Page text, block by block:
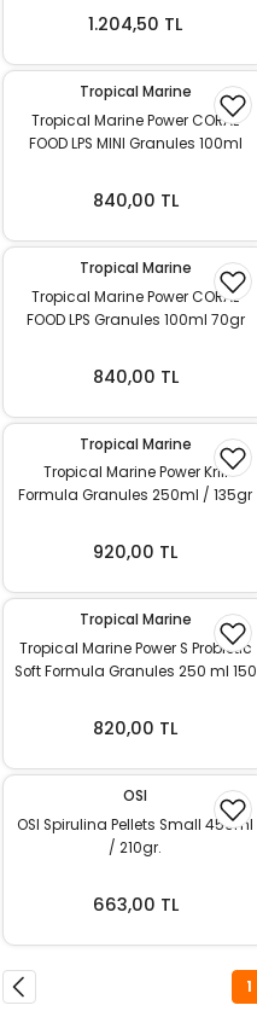
1.204,50 TL
Tropical Marine
Tropical Marine Power CORAL
FOOD LPS MINI Granules 100ml
840,00 TL
Tropical Marine
Tropical Marine Power CORAL
FOOD LPS Granules 100ml 70gr
840,00 TL
Tropical Marine
Tropical Marine Power Krill
Formula Granules 250ml / 135gr
920,00 TL
Tropical Marine
Tropical Marine Power S Probiotic
Soft Formula Granules 250 ml 150
820,00 TL
OSI
OSI Spirulina Pellets Small 450ml
/ 210gr.
663,00 TL
1